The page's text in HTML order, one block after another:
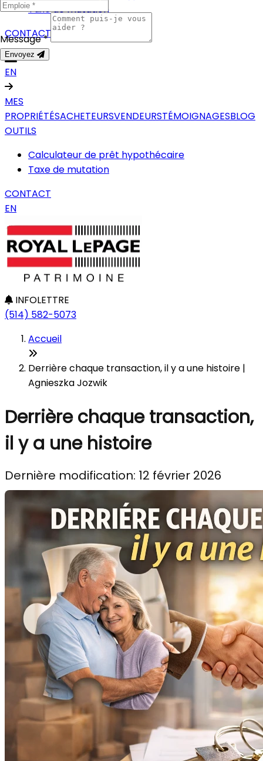
Taxe de mutation
CONTACT
EN
MES
PROPRIÉTÉSACHETEURSVENDEURSTÉMOIGNAGESBLOG
OUTILS
Calculateur de prêt hypothécaire
Taxe de mutation
CONTACT
EN
INFOLETTRE
(514) 582-5073
Accueil
Derrière chaque transaction, il y a une histoire |
Agnieszka Jozwik
Derrière chaque transaction,
il y a une histoire
Dernière modification: 12 février 2026
Message *
Envoyez